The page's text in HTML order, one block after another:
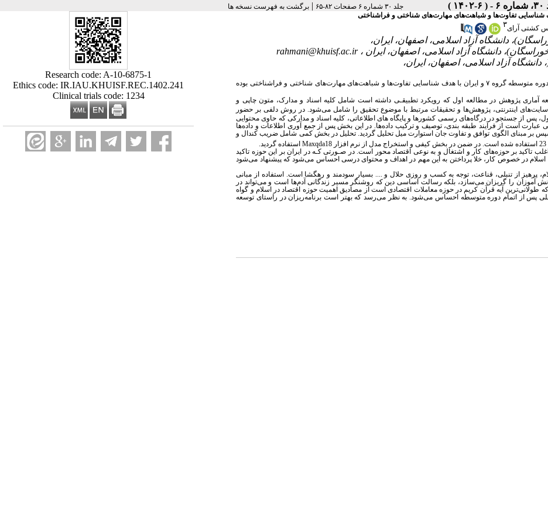
) جلد ۳۰ شماره ۶ صفحات ۸۲-۶۵ |برگشت به فهرست نسخه ها
Research code: A-10-6875-1
Ethics code: IR.IAU.KHUISF.REC.1402.241
Clinical trials code: 1234
کشتی آرای۳
rahmani@khuisf.ac.ir
متوسطه گروه ۷ و ایران با هدف شناسایی تفاوت‌ها و شباهت‌های مهارت‌های شناختی و فراشناختی بوده
آماری پژوهش در مطالعه اول که رویکرد تطبیقـی داشته است شامل کلیه اسناد و مدارک، متون چاپی و
اینترنتی، پژوهش‌ها و تحقیقات مرتبط با موضوع تحقیق را شامل می‌شود.
در روش دلفی بر حضور
از جستجو در درگاه‌های رسمی کشورها و پایگاه های اطلاعاتی، کلیه اسناد و مدارکی که حاوی محتوایی
عبارت است از فرآیند طبقه بندی، توصیف و ترکیب داده‌ها در این بخش پس از جمع آوری اطلاعات و داده‌ها
گردید. سپس بر مبنای الگوی توافق و تفاوت جان استوارت میل تحلیل گردید. تحلیل در بخش کمی شامل ضریب کندال و
Maxqda18 استفاده گردید.
تاکید بر حوزه‌های کار و اشتغال و به نوعی اقتصاد محور است. در صـورتی کـه در ایران بر این حوزه تاکید
اسلام در خصوص کار، خلا پرداختن به این مهم در اهداف و محتوای درسی احساس می‌شود که پیشنهاد می‌شود
پرهیز از تنبلی، قناعت، توجه به کسب و روزی حلال و .... بسیار سودمند و رهگشا است. استفاده از مبانی
آموزان را گریزان می‌سازد، بلکه رسالت اساسی دین که روشنگر مسیر زندگانی آدم‌ها است و می‌تواند در
آیه قرآن کریم در حوزه معاملات اقتصادی است از مصادیق اهمیت حوزه اقتصاد در اسلام و گواه
پس از اتمام دوره متوسطه احساس می‌شود. به نظر می‌رسد که بهتر است برنامه‌ریزان در راستای توسعه